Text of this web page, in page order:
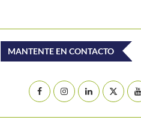
MANTENTE EN CONTACTO